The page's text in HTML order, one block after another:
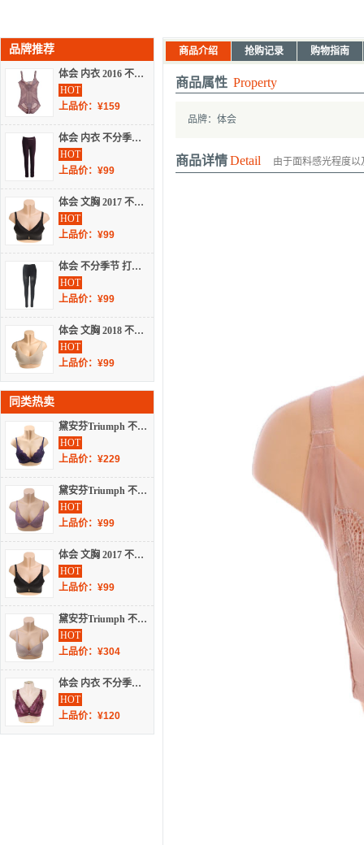
品牌推荐
体会 内衣 2016 不分季节 塑身衣 SL1441
HOT
上品价：¥159
体会 内衣 不分季节 打底裤 TW6318
HOT
上品价：¥99
体会 文胸 2017 不分季节 蕾丝文胸 BS1750-1
HOT
上品价：¥99
体会 不分季节 打底裤 FK7466-1
HOT
上品价：¥99
体会 文胸 2018 不分季节 光面文胸 BS1806
HOT
上品价：¥99
同类热卖
黛安芬Triumph 不分季节 内衣 女士内衣 蕾丝文胸 16-8169
HOT
上品价：¥229
黛安芬Triumph 不分季节 内衣 女士内衣 少女文胸 E001635
HOT
上品价：¥99
体会 文胸 2017 不分季节 蕾丝文胸 BS1750-1
HOT
上品价：¥99
黛安芬Triumph 不分季节 内衣 女士内衣 少女文胸 19-593BLZ
HOT
上品价：¥304
体会 内衣 不分季节 蕾丝文胸 BS2732
HOT
上品价：¥120
商品介绍 抢购记录 购物指南
商品属性 Property
品牌：体会
商品详情Detail 由于面料感光程度